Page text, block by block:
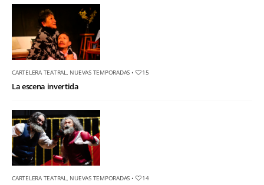
CARTELERA TEATRAL NUEVAS TEMPORADAS • 15
La escena invertida
CARTELERA TEATRAL NUEVAS TEMPORADAS • 14